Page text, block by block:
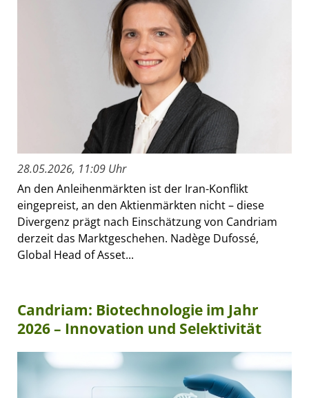
28.05.2026, 11:09 Uhr
An den Anleihenmärkten ist der Iran-Konflikt
eingepreist, an den Aktienmärkten nicht – diese
Divergenz prägt nach Einschätzung von Candriam
derzeit das Marktgeschehen. Nadège Dufossé,
Global Head of Asset...
Candriam: Biotechnologie im Jahr
2026 – Innovation und Selektivität